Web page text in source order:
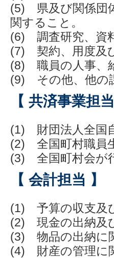
(5) 県及び関係団
関すること。
(6) 調査研究、資
(7) 契約、用度及
(8) 職員の人事、
(9) その他、他の
【 共済事業担
(1) 財団法人全国
(2) 全国町村職員
(3) 全国町村会が
【 会計担当 】
(1) 予算の収支及
(2) 現金の出納及
(3) 物品の出納に
(4) 財産の管理に